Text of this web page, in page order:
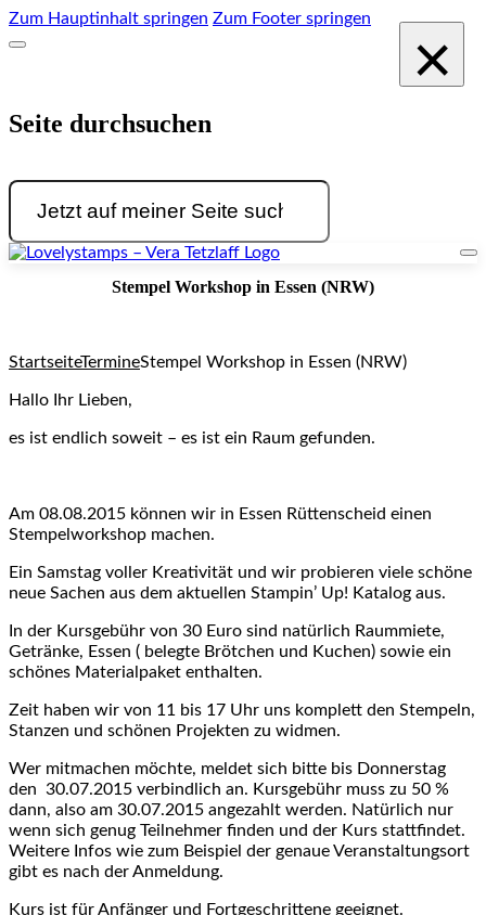
Zum Hauptinhalt springen Zum Footer springen
Seite durchsuchen
Suchen
×
Stempel Workshop in Essen (NRW)
StartseiteTermineStempel Workshop in Essen (NRW)
Hallo Ihr Lieben,
es ist endlich soweit – es ist ein Raum gefunden.
Am 08.08.2015 können wir in Essen Rüttenscheid einen
Stempelworkshop machen.
Ein Samstag voller Kreativität und wir probieren viele schöne
neue Sachen aus dem aktuellen Stampin’ Up! Katalog aus.
In der Kursgebühr von 30 Euro sind natürlich Raummiete,
Getränke, Essen ( belegte Brötchen und Kuchen) sowie ein
schönes Materialpaket enthalten.
Zeit haben wir von 11 bis 17 Uhr uns komplett den Stempeln,
Stanzen und schönen Projekten zu widmen.
Wer mitmachen möchte, meldet sich bitte bis Donnerstag
den 30.07.2015 verbindlich an. Kursgebühr muss zu 50 %
dann, also am 30.07.2015 angezahlt werden. Natürlich nur
wenn sich genug Teilnehmer finden und der Kurs stattfindet.
Weitere Infos wie zum Beispiel der genaue Veranstaltungsort
gibt es nach der Anmeldung.
Kurs ist für Anfänger und Fortgeschrittene geeignet.